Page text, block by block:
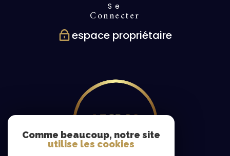
Se
connecter
espace propriétaire
Comme beaucoup, notre site
utilise les cookies